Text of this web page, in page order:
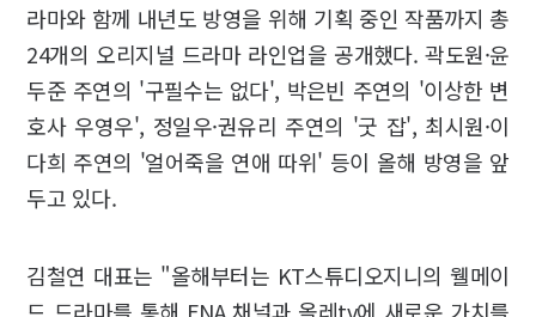
라마와 함께 내년도 방영을 위해 기획 중인 작품까지 총
24개의 오리지널 드라마 라인업을 공개했다. 곽도원·윤
두준 주연의 '구필수는 없다', 박은빈 주연의 '이상한 변
호사 우영우', 정일우·권유리 주연의 '굿 잡', 최시원·이
다희 주연의 '얼어죽을 연애 따위' 등이 올해 방영을 앞
두고 있다.
김철연 대표는 "올해부터는 KT스튜디오지니의 웰메이
드 드라마를 통해 ENA 채널과 올레tv에 새로운 가치를